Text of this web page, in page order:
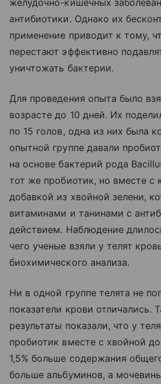
антибиотики. Однако их
применение приводит к тому,
перестают эффективно
уничтожать бактерии.
Для проведения опыта было
возрасте до 10 дней. Их
по 15 голов, одна из них была
опытной группе давали
на основе бактерий рода
тот же пробиотик, но вместе с
добавкой из хвойной зелени,
витаминами и танинами с
действием. Наблюдение
чего ученые взяли у телят
биохимического анализа.
Ни в одной группе телята не
показатели крови отличались.
результаты показали, что у
пробиотик вместе с хвойной
1,5% больше содержания
больше альбуминов, а